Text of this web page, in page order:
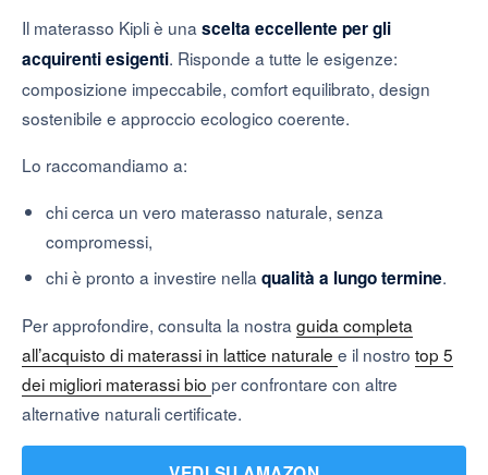
Il materasso Kipli è una scelta eccellente per gli
acquirenti esigenti. Risponde a tutte le esigenze:
composizione impeccabile, comfort equilibrato, design
sostenibile e approccio ecologico coerente.
Lo raccomandiamo a:
chi cerca un vero materasso naturale, senza
compromessi,
chi è pronto a investire nellaqualità a lungo termine.
Per approfondire, consulta la nostra guida completa
all’acquisto di materassi in lattice naturale e il nostro top 5
dei migliori materassi bio per confrontare con altre
alternative naturali certificate.